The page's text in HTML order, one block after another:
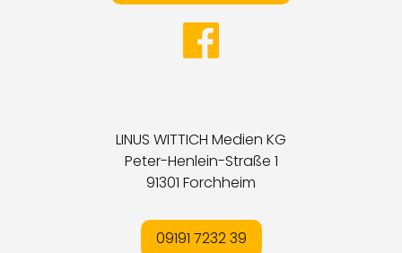
LINUS WITTICH Medien KG
Peter-Henlein-Straße 1
91301 Forchheim
09191 7232 39